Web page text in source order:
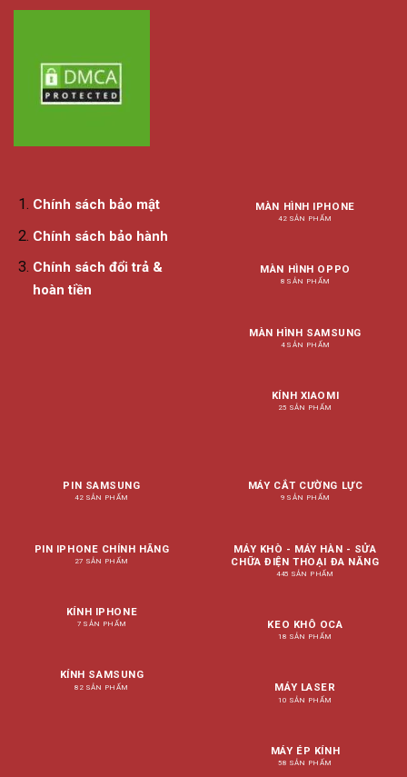
Chính sách bảo mật
Chính sách bảo hành
Chính sách đổi trả &
hoàn tiền
MÀN HÌNH IPHONE
42 SẢN PHẨM
MÀN HÌNH OPPO
8 SẢN PHẨM
MÀN HÌNH SAMSUNG
4 SẢN PHẨM
KÍNH XIAOMI
25 SẢN PHẨM
PIN SAMSUNG
42 SẢN PHẨM
PIN IPHONE CHÍNH HÃNG
27 SẢN PHẨM
KÍNH IPHONE
7 SẢN PHẨM
KÍNH SAMSUNG
82 SẢN PHẨM
MÁY CẮT CƯỜNG LỰC
9 SẢN PHẨM
MÁY KHÒ - MÁY HÀN - SỬA
CHỮA ĐIỆN THOẠI ĐA NĂNG
445 SẢN PHẨM
KEO KHÔ OCA
18 SẢN PHẨM
MÁY LASER
10 SẢN PHẨM
MÁY ÉP KÍNH
58 SẢN PHẨM